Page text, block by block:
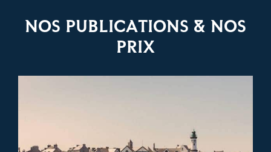
NOS PUBLICATIONS & NOS
PRIX